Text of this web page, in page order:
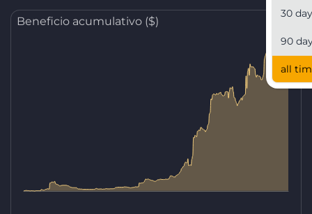
30
90
all
Beneficio acumulativo ($)